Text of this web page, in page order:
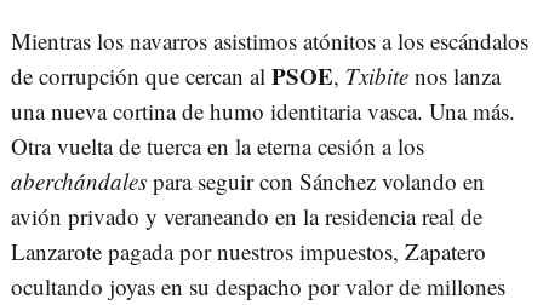
Mientras los navarros asistimos atónitos a los escándalos
de corrupción que cercan al PSOE, Txibite nos lanza
una nueva cortina de humo identitaria vasca. Una más.
Otra vuelta de tuerca en la eterna cesión a los
aberchándales para seguir con Sánchez volando en
avión privado y veraneando en la residencia real de
Lanzarote pagada por nuestros impuestos, Zapatero
ocultando joyas en su despacho por valor de millones